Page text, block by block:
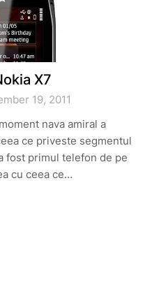
X7
19, 2011
nava amiral a
ce priveste segmentul
fost primul telefon de pe
cu ceea ce…